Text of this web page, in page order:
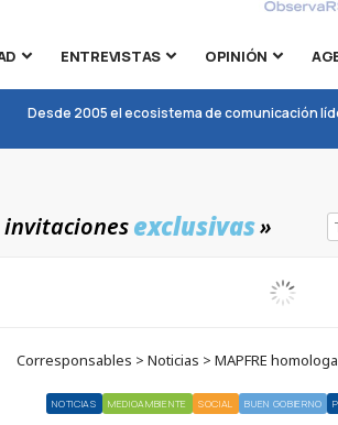
ENTREVISTAS OPINIÓN
Desde 2005 el ecosistema de comunicación
exclusivas»
Corresponsables > Noticias > MAPFRE
NOTICIAS MEDIOAMBIENTE SOCIAL BUEN GOBIERNO